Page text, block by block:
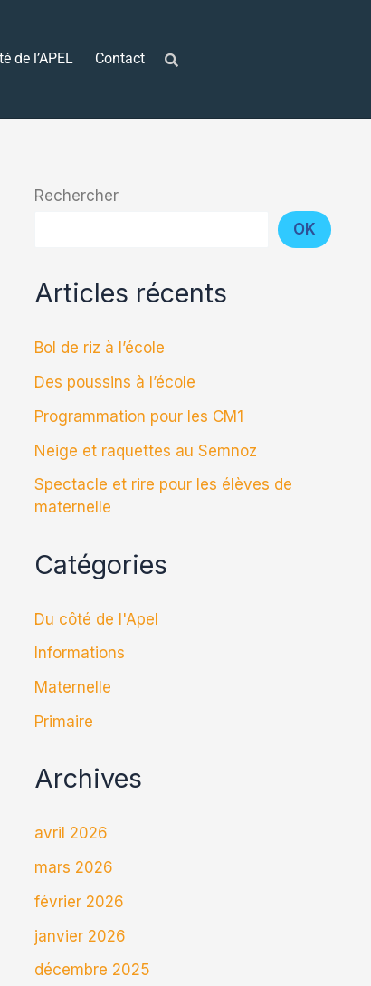
de l’APEL Contact
Rechercher
OK
Articles récents
Bol de riz à l’école
Des poussins à l’école
Programmation pour les CM1
Neige et raquettes au Semnoz
Spectacle et rire pour les élèves de
maternelle
Catégories
Du côté de l'Apel
Informations
Maternelle
Primaire
Archives
avril 2026
mars 2026
février 2026
janvier 2026
décembre 2025